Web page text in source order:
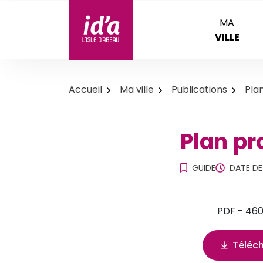
id'a L'Isle d'Abeau
MA
VILLE
Accueil Ma ville Publications
Plan
GUIDE DATE
PDF -